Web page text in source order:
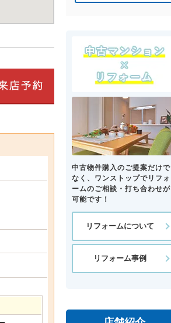
中古物件購入のご提案だけで
なく、ワンストップでリフォ
ームのご相談・打ち合わせが
可能です！
リフォームについて
リフォーム事例